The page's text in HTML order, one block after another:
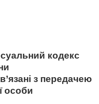
кодекс
з передачею
особи